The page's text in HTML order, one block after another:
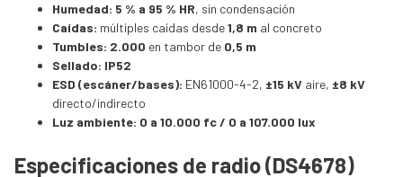
Humedad: 5 % a 95 % HR, sin condensación
Caídas: múltiples caídas desde1,8 m al concreto
Tumbles: 2.000 en tambor de 0,5 m
Sellado: IP52
ESD (escáner/bases): EN61000-4-2, ±15 kV aire, ±8 kV
directo/indirecto
Luz ambiente: 0 a 10.000 fc / 0 a 107.000 lux
Especificaciones de radio (DS4678)